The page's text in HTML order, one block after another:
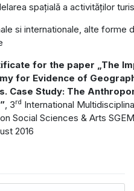
spațială a activităților
si internationale, alte forme
for the paper „The
for Evidence of
Case Study: The
, 3rd International
Social Sciences & Arts
2016